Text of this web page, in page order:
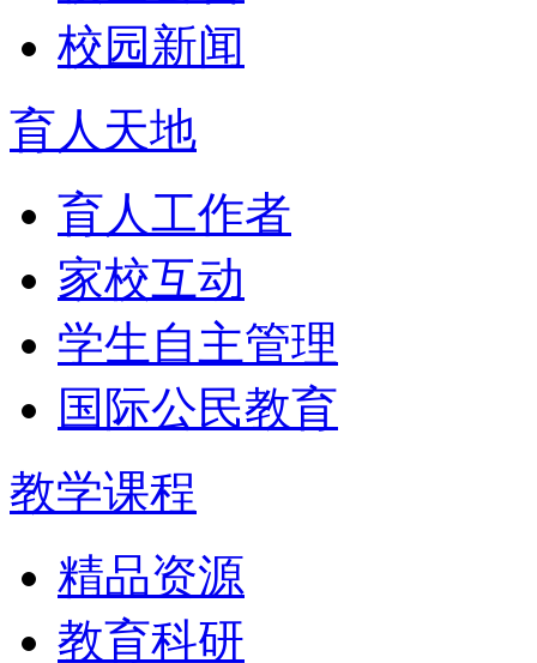
校园新闻
育人天地
育人工作者
家校互动
学生自主管理
国际公民教育
教学课程
精品资源
教育科研